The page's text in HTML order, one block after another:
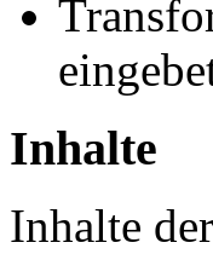
Inhalte
Inhalte